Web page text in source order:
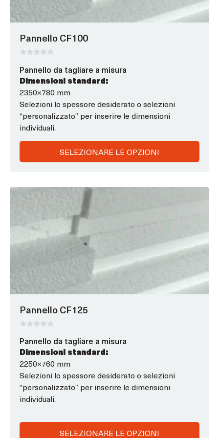
Pannello CF100
s
u
5
Pannello da tagliare a misura
Dimensioni standard:
2350×780 mm
Selezioni lo spessore desiderato o selezioni
“personalizzato” per inserire le dimensioni
individuali.
SELEZIONARE LE OPZIONI
nella
pagina
del
prodotto
Pannello CF125
s
u
5
Pannello da tagliare a misura
Dimensioni standard:
2250×760 mm
Selezioni lo spessore desiderato o selezioni
“personalizzato” per inserire le dimensioni
individuali.
SELEZIONARE LE OPZIONI
Questo
opzioni
che
possono
essere
nella
pagina
del
prodotto